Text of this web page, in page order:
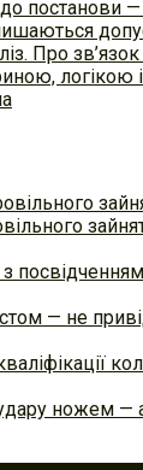
постанови
Про
логікою
— не
ножем —